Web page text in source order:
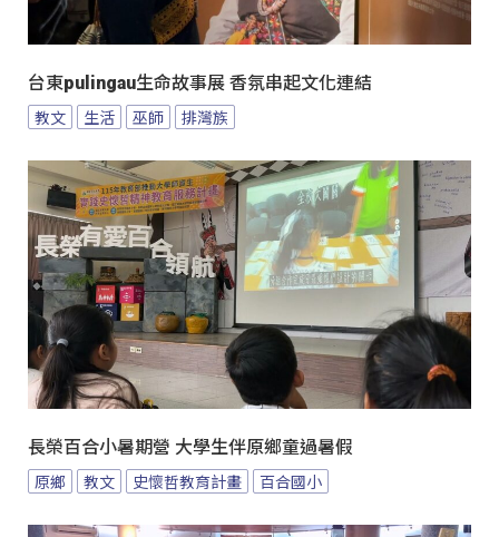
台東pulingau生命故事展 香氛串起文化連結
教文 生活 巫師 排灣族
長榮百合小暑期營 大學生伴原鄉童過暑假
原鄉 教文 史懷哲教育計畫 百合國小